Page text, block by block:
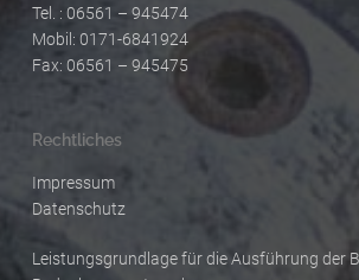
Tel. : 06561 – 945474
Mobil: 0171-6841924
Fax: 06561 – 945475
Rechtliches
Impressum
Datenschutz
Leistungsgrundlage für die Ausführung der